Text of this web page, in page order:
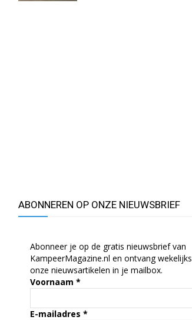
ABONNEREN OP ONZE NIEUWSBRIEF
Abonneer je op de gratis nieuwsbrief van
KampeerMagazine.nl en ontvang wekelijks
onze nieuwsartikelen in je mailbox.
Voornaam *
E-mailadres *